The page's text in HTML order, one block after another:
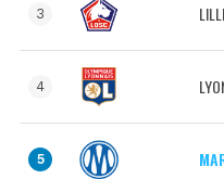
3
4
5